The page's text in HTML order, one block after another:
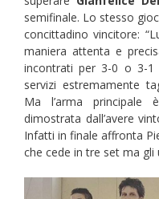
semifinale. Lo stesso
concittadino vincitore:
maniera attenta e
incontrati per 3-0 o 3-
servizi estremamente
Ma l’arma principale
dimostrata dall’avere
Infatti in finale affronta
che cede in tre set ma gli